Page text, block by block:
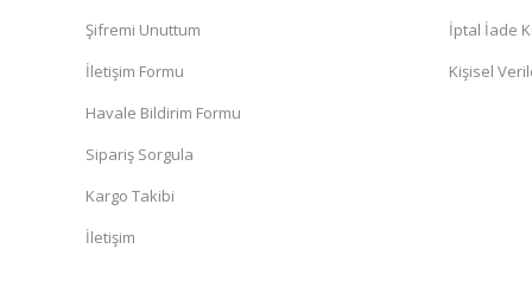
Şifremi Unuttum
İletişim Formu
Havale Bildirim Formu
Sipariş Sorgula
Kargo Takibi
İletişim
İptal İade
Kişisel